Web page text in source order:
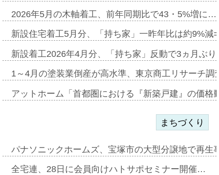
2026年5月の木軸着工、前年同期比で43・5%増に…
新設住宅着工5月分、「持ち家」一昨年比は約9%
新設着工2026年4月分、「持ち家」反動で3ヵ月ぶ
1～4月の塗装業倒産が高水準、東京商工リサーチ
アットホーム「首都圏における『新築戸建』の価
まちづくり
パナソニックホームズ、宝塚市の大型分譲地で再
全宅連、28日に会員向けハトサポセミナー開催…